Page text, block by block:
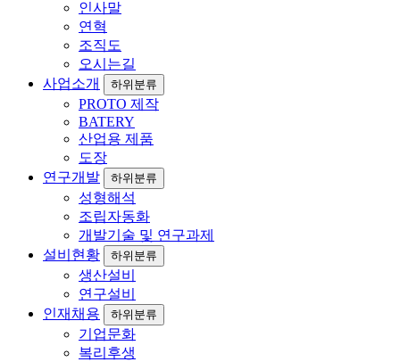
인사말
연혁
조직도
오시는길
사업소개
하위분류
PROTO 제작
BATERY
산업용 제품
도장
연구개발
하위분류
성형해석
조립자동화
개발기술 및 연구과제
설비현황
하위분류
생산설비
연구설비
인재채용
하위분류
기업문화
복리후생